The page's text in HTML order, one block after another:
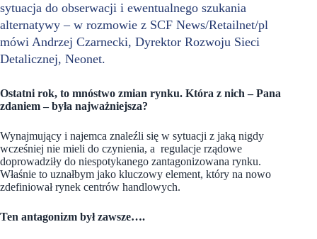
sytuacja do obserwacji i ewentualnego szukania
alternatywy – w rozmowie z SCF News/Retailnet/pl
mówi Andrzej Czarnecki, Dyrektor Rozwoju Sieci
Detalicznej, Neonet.
Ostatni rok, to mnóstwo zmian rynku. Która z nich – Pana
zdaniem – była najważniejsza?
Wynajmujący i najemca znaleźli się w sytuacji z jaką nigdy
wcześniej nie mieli do czynienia, a regulacje rządowe
doprowadziły do niespotykanego zantagonizowana rynku.
Właśnie to uznałbym jako kluczowy element, który na nowo
zdefiniował rynek centrów handlowych.
Ten antagonizm był zawsze….